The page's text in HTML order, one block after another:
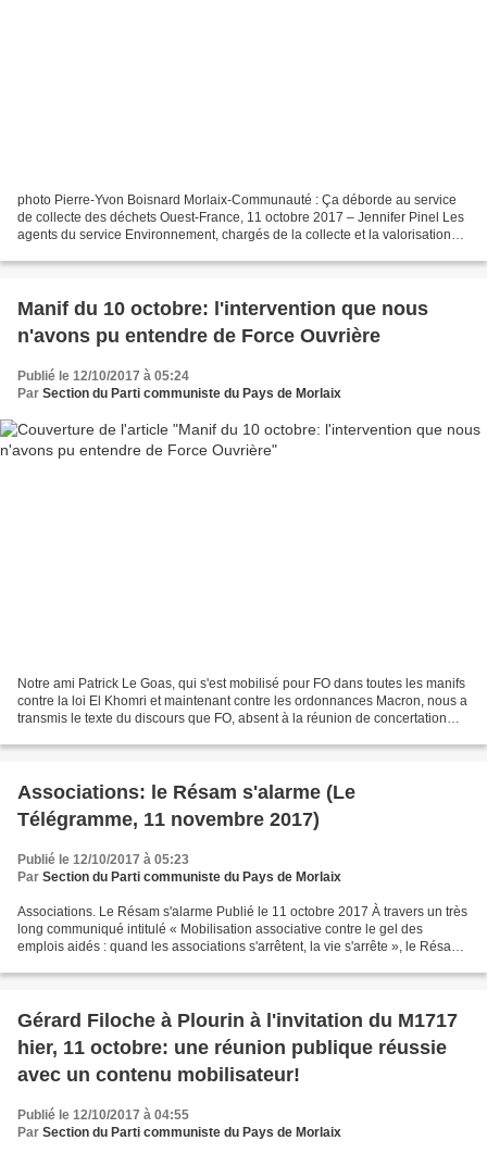
photo Pierre-Yvon Boisnard Morlaix-Communauté : Ça déborde au service
de collecte des déchets Ouest-France, 11 octobre 2017 – Jennifer Pinel Les
agents du service Environnement, chargés de la collecte et la valorisation
Manif du 10 octobre: l'intervention que nous
n'avons pu entendre de Force Ouvrière
Publié le 12/10/2017 à 05:24
Par Section du Parti communiste du Pays de Morlaix
Notre ami Patrick Le Goas, qui s'est mobilisé pour FO dans toutes les manifs
contre la loi El Khomri et maintenant contre les ordonnances Macron, nous a
transmis le texte du discours que FO, absent à la réunion de concertation
Associations: le Résam s'alarme (Le
Télégramme, 11 novembre 2017)
Publié le 12/10/2017 à 05:23
Par Section du Parti communiste du Pays de Morlaix
Associations. Le Résam s'alarme Publié le 11 octobre 2017 À travers un très
long communiqué intitulé « Mobilisation associative contre le gel des
emplois aidés : quand les associations s'arrêtent, la vie s'arrête », le Résam
Gérard Filoche à Plourin à l'invitation du M1717
hier, 11 octobre: une réunion publique réussie
avec un contenu mobilisateur!
Publié le 12/10/2017 à 04:55
Par Section du Parti communiste du Pays de Morlaix